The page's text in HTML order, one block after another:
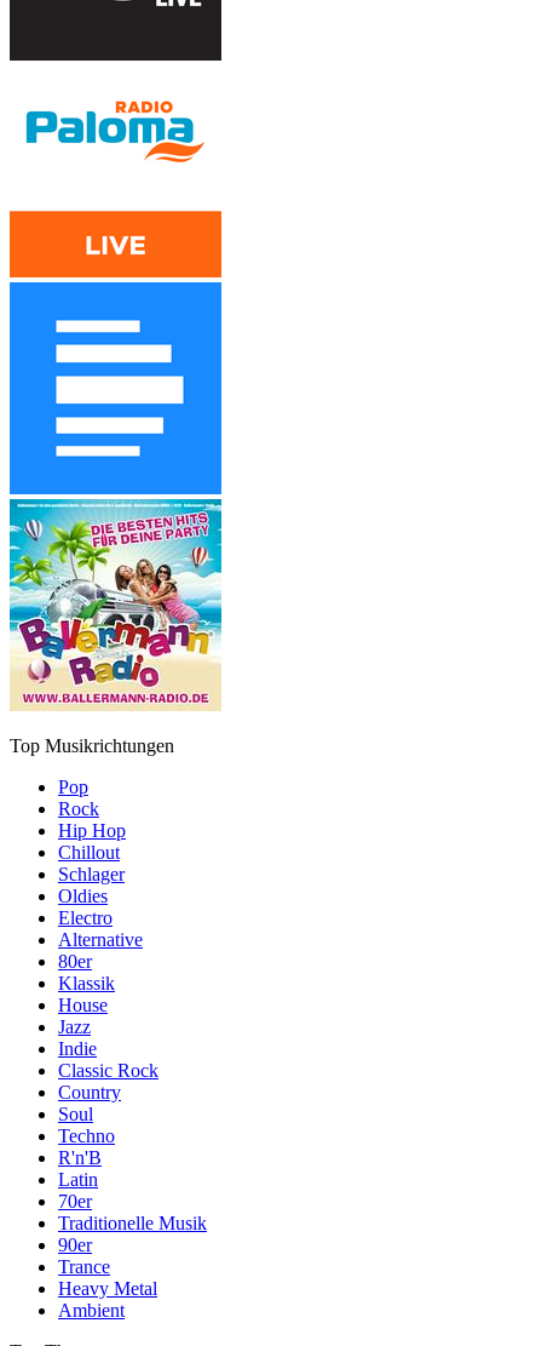
Top Musikrichtungen
Pop
Rock
Hip Hop
Chillout
Schlager
Oldies
Electro
Alternative
80er
Klassik
House
Jazz
Indie
Classic Rock
Country
Soul
Techno
R'n'B
Latin
70er
Traditionelle Musik
90er
Trance
Heavy Metal
Ambient